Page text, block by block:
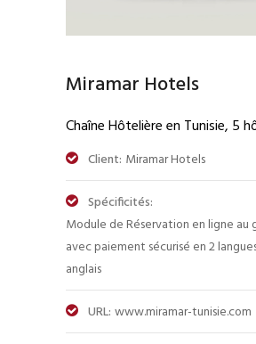
Miramar Hotels
Chaîne Hôtelière en Tunisie, 5
Client: Miramar Hotels
Spécificités:
Module de Réservation en ligne au
avec paiement sécurisé en 2
anglais
URL: www.miramar-tunisie.com